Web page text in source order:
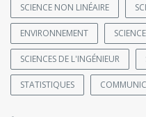
SCIENCE NON LINÉAIRE
ENVIRONNEMENT
SCIENCES DE L'INGÉNIEUR
STATISTIQUES